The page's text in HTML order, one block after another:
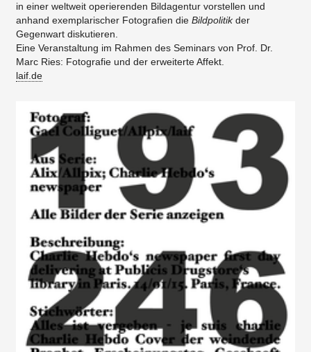
in einer weltweit operierenden Bildagentur vorstellen und
anhand exemplarischer Fotografien die Bildpolitikder
Gegenwart diskutieren.
Eine Veranstaltung im Rahmen des Seminars von Prof. Dr.
Marc Ries: Fotografie und der erweiterte Affekt.
laif.de